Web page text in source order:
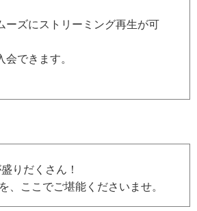
ーズにストリーミング再生が可
できます。
りだくさん！
、ここでご堪能くださいませ。